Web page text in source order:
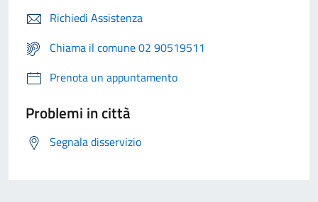
Richiedi Assistenza
Chiama il comune 02 90519511
Prenota un appuntamento
Problemi in città
Segnala disservizio